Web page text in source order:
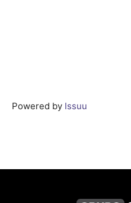
Powered by Issuu